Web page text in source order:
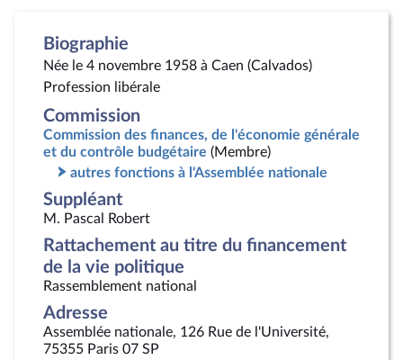
Biographie
Née le 4 novembre 1958 à Caen (Calvados)
Profession libérale
Commission
Commission des finances, de l'économie générale
et du contrôle budgétaire (Membre)
autres fonctions à l'Assemblée nationale
Suppléant
M. Pascal Robert
Rattachement au titre du financement
de la vie politique
Rassemblement national
Adresse
Assemblée nationale, 126 Rue de l'Université,
75355 Paris 07 SP